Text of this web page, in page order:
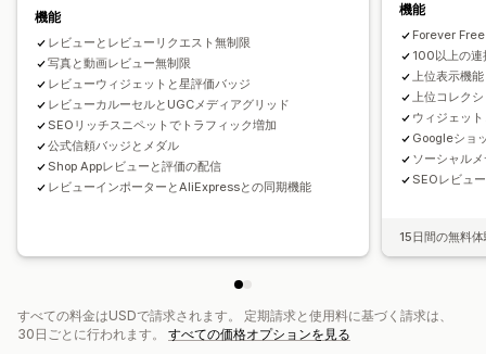
インポートとエクスポート
レビューシンジケーション オートメーション
カスタムリクエスト
機能
レビューとレビューリクエスト無制限
写真と動画レビュー無制限
レビューウィジェットと星評価バッジ
レビューカルーセルとUGCメディアグリッド
SEOリッチスニペットでトラフィック増加
公式信頼バッジとメダル
Shop Appレビューと評価の配信
レビューインポーターとAliExpressとの同期機能
機能
Forever
100以上の
上位表示機
上位コレク
ウィジェッ
Googleショ
ソーシャル
SEOレビュ
15日間の無料
すべての料金はUSDで請求されます。 定期請求と使用料に基づく請求は、
30日ごとに行われます。 すべての価格オプションを見る